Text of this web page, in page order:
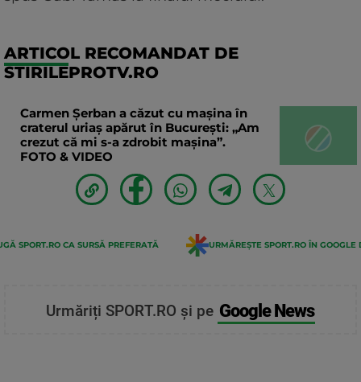
ARTICOL RECOMANDAT DE
STIRILEPROTV.RO
Carmen Șerban a căzut cu mașina în
craterul uriaș apărut în București: „Am
crezut că mi s-a zdrobit mașina”.
FOTO & VIDEO
SPORT.RO CA SURSĂ PREFERATĂ URMĂREȘTE SPORT.RO ÎN GOOGLE
Urmăriți SPORT.RO și pe Google News